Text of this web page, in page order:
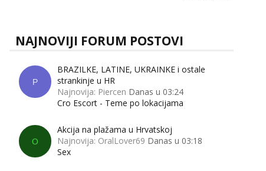
NAJNOVIJI FORUM POSTOVI
P
BRAZILKE, LATINE, UKRAINKE i ostale
strankinje u HR
Najnovija: Piercen Danas u 03:24
Cro Escort - Teme po lokacijama
O
Akcija na plažama u Hrvatskoj
Najnovija: OralLover69 Danas u 03:18
Sex